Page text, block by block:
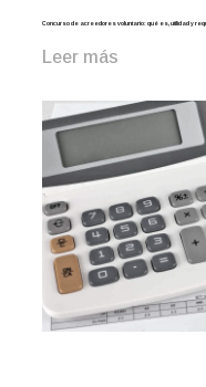
Concurso de acreedores voluntario: qué es, utilidad y
Leer más